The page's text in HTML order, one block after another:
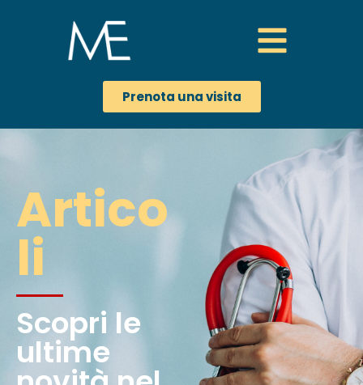
Prenota una visita
Artico
li
Scopri le
ultime